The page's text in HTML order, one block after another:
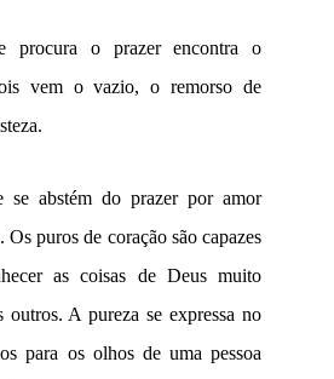
procura o prazer encontra o
vem o vazio, o remorso de
se abstém do prazer por amor
Os puros de coração são capazes
as coisas de Deus muito
A pureza se expressa no
para os olhos de uma pessoa